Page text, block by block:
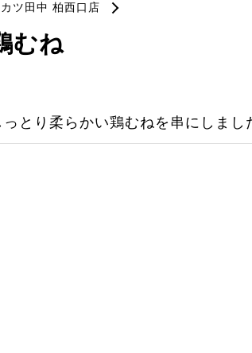
ツ田中 柏西口店
むね
っとり柔らかい鶏むねを串にしまし